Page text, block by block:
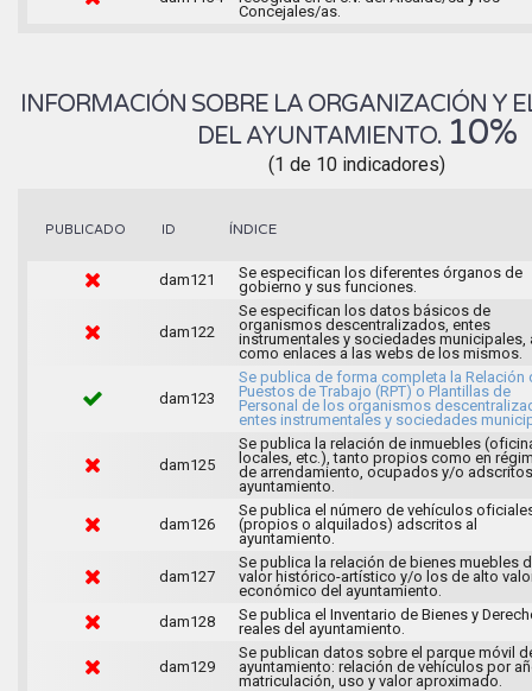
Concejales/as.
INFORMACIÓN SOBRE LA ORGANIZACIÓN Y
DEL AYUNTAMIENTO. 10%
(1 de 10 indicadores)
PUBLICADO ID ÍNDICE
dam121
Se especifican los diferentes órganos de
gobierno y sus funciones.
dam122
Se especifican los datos básicos de
organismos descentralizados, entes
instrumentales y sociedades municipales,
como enlaces a las webs de los mismos.
dam123
Se publica de forma completa la Relación
Puestos de Trabajo (RPT) o Plantillas de
Personal de los organismos
entes instrumentales y sociedades
dam125
Se publica la relación de inmuebles
locales, etc.), tanto propios como en
de arrendamiento, ocupados y/o
ayuntamiento.
dam126
Se publica el número de vehículos
(propios o alquilados) adscritos al
ayuntamiento.
dam127
Se publica la relación de bienes muebles
valor histórico-artístico y/o los de alto
económico del ayuntamiento.
dam128
Se publica el Inventario de Bienes y
reales del ayuntamiento.
dam129
Se publican datos sobre el parque móvil
ayuntamiento: relación de vehículos por
matriculación, uso y valor aproximado.